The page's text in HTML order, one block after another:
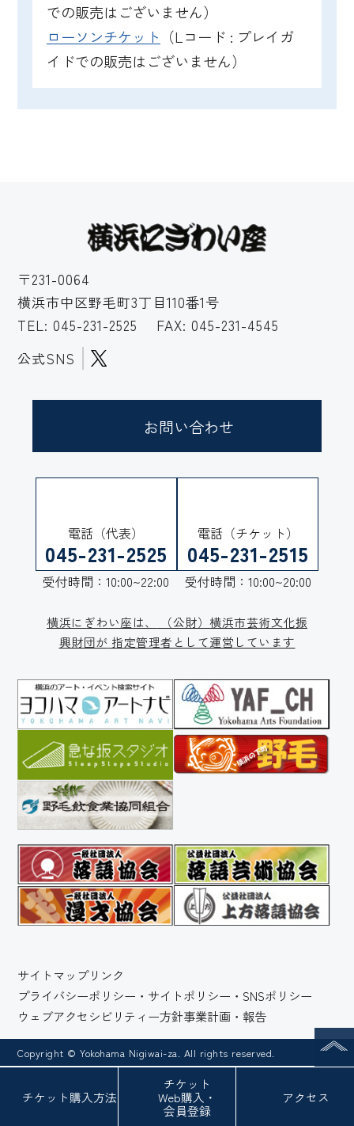
チケット購入方法
チケット
Web購入・
会員登録
アクセス
での販売はございません）
ローソンチケット （Lコード : プレイガ
イドでの販売はございません）
〒231-0064
横浜市中区野毛町3丁目110番1号
TEL: 045-231-2525
FAX: 045-231-4545
公式SNS
お問い合わせ
電話（代表）
045-231-2525
受付時間：10:00~22:00
電話（チケット）
045-231-2515
受付時間：10:00~20:00
横浜にぎわい座は、
（公財）横浜市芸術文化振
興財団が 指定管理者として運営しています
サイトマップリンク
プライバシーポリシー・サイトポリシー・SNSポリシー
ウェブアクセシビリティー方針事業計画・報告
Copyright © Yokohama Nigiwai-za. All rights reserved.